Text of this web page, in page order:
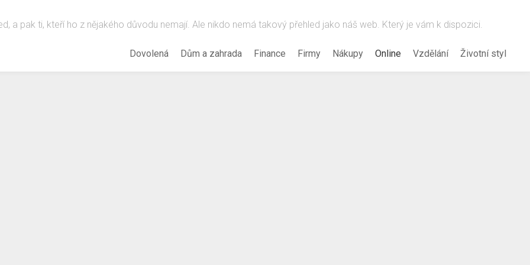
a pak ti, kteří ho z nějakého důvodu nemají. Ale nikdo nemá takový přehled jako náš web. Který je vám k dispozici.
Dovolená Dům a zahrada Finance Firmy Nákupy Online Vzdělání Životní styl